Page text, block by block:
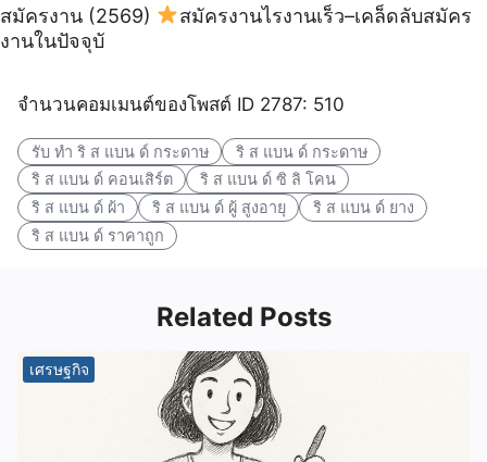
สมัครงาน (2569)
สมัครงานไรงานเร็ว–เคล็ดลับสมัคร
งานในปัจจุบั
จำนวนคอมเมนต์ของโพสต์ ID 2787: 510
รับ ทํา ริ ส แบน ด์ กระดาษ
ริ ส แบน ด์ กระดาษ
ริ ส แบน ด์ คอนเสิร์ต
ริ ส แบน ด์ ซิ ลิ โคน
ริ ส แบน ด์ ผ้า
ริ ส แบน ด์ ผู้ สูงอายุ
ริ ส แบน ด์ ยาง
ริ ส แบน ด์ ราคาถูก
Related Posts
เศรษฐกิจ